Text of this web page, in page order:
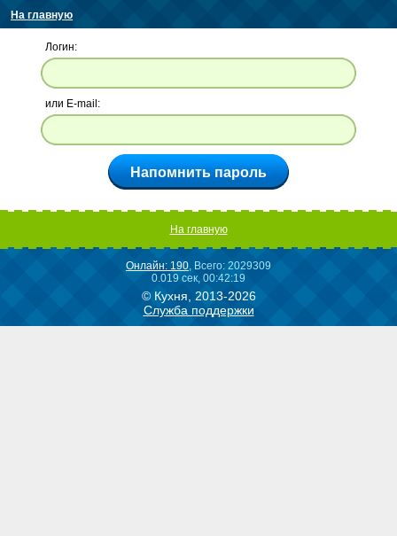
На главную
Логин:
или E-mail:
На главную
Онлайн: 190, Всего: 2029309
0.019 сек, 00:42:19
© Кухня, 2013-2026
Служба поддержки